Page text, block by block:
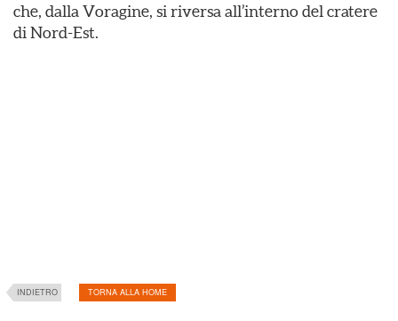
che, dalla Voragine, si riversa all’interno del cratere
di Nord-Est.
INDIETRO TORNA ALLA HOME